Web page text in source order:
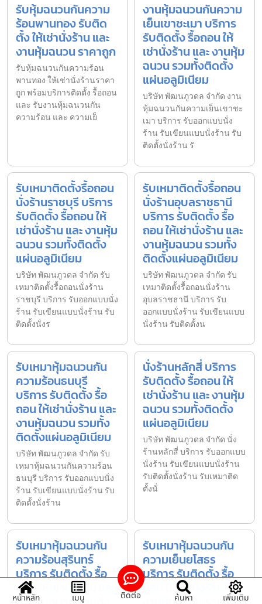
รับหุ้มฉนวนกันความ
ร้อนพานทอง รับติด
ตั้ง ให้เช่านั่งร้าน และ
งานหุ้มฉนวน ราคาถูก
รับหุ้มฉนวนกันความร้อน
พานทอง ให้เช่านั่งร้านราคา
ถูก พร้อมบริการติดตั้ง รื้อถอน
และ รับงานหุ้มฉนวนกัน
ความร้อน และ ความเย็
งานหุ้มฉนวนกันความ
เย็นเขาชะเมา บริการ
รับติดตั้ง รื้อถอน ให้
เช่านั่งร้าน และ งานหุ้ม
ฉนวน รวมทั้งติดตั้ง
แผ่นอลูมิเนียม
บริษัท พัฒนภูวดล จำกัด งาน
หุ้มฉนวนกันความเย็นเขาชะ
เมา บริการ รับออกแบบนั่ง
ร้าน รับเขียนแบบนั่งร้าน รับ
ติดตั้งนั่งร้าน รั
รับเหมาติดตั้งรื้อถอน
นั่งร้านราชบุรี บริการ
รับติดตั้ง รื้อถอน ให้
เช่านั่งร้าน และ งานหุ้ม
ฉนวน รวมทั้งติดตั้ง
แผ่นอลูมิเนียม
บริษัท พัฒนภูวดล จำกัด รับ
เหมาติดตั้งรื้อถอนนั่งร้าน
ราชบุรี บริการ รับออกแบบนั่ง
ร้าน รับเขียนแบบนั่งร้าน รับ
ติดตั้งนั่งร
รับเหมาติดตั้งรื้อถอน
นั่งร้านอุบลราชธานี
บริการ รับติดตั้ง รื้อ
ถอน ให้เช่านั่งร้าน และ
งานหุ้มฉนวน รวมทั้ง
ติดตั้งแผ่นอลูมิเนียม
บริษัท พัฒนภูวดล จำกัด รับ
เหมาติดตั้งรื้อถอนนั่งร้าน
อุบลราชธานี บริการ รับ
ออกแบบนั่งร้าน รับเขียนแบบ
นั่งร้าน รับติดตั้งน
รับเหมาหุ้มฉนวนกัน
ความร้อนธนบุรี
บริการ รับติดตั้ง รื้อ
ถอน ให้เช่านั่งร้าน และ
งานหุ้มฉนวน รวมทั้ง
ติดตั้งแผ่นอลูมิเนียม
บริษัท พัฒนภูวดล จำกัด รับ
เหมาหุ้มฉนวนกันความร้อน
ธนบุรี บริการ รับออกแบบนั่ง
ร้าน รับเขียนแบบนั่งร้าน รับ
ติดตั้งนั่งร้าน
นั่งร้านหลักสี่ บริการ
รับติดตั้ง รื้อถอน ให้
เช่านั่งร้าน และ งานหุ้ม
ฉนวน รวมทั้งติดตั้ง
แผ่นอลูมิเนียม
บริษัท พัฒนภูวดล จำกัด นั่ง
ร้านหลักสี่ บริการ รับออกแบบ
นั่งร้าน รับเขียนแบบนั่งร้าน
รับติดตั้งนั่งร้าน รับเหมาติด
ตั้งนั่
รับเหมาหุ้มฉนวนกัน
ความร้อนสุรินทร์
บริการ รับติดตั้ง รื้อ
ถอน ให้เช่านั่งร้าน และ
รับเหมาหุ้มฉนวนกัน
ความเย็นยโสธร
บริการ รับติดตั้ง รื้อ
ถอน ให้เช่านั่งร้าน และ
หน้าหลัก เมนู ติดต่อ ค้นหา เพิ่มเติม